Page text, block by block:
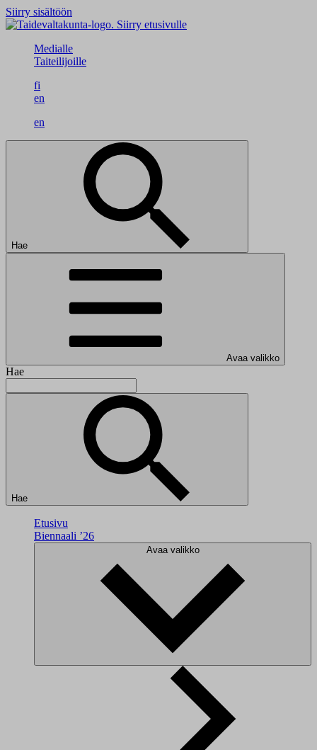
Siirry sisältöön
Siirry etusivulle
Medialle
Taiteilijoille
fi
en
en
Hae
Avaa valikko
Hae
Hae
Etusivu
Biennaali ’26
Avaa valikko